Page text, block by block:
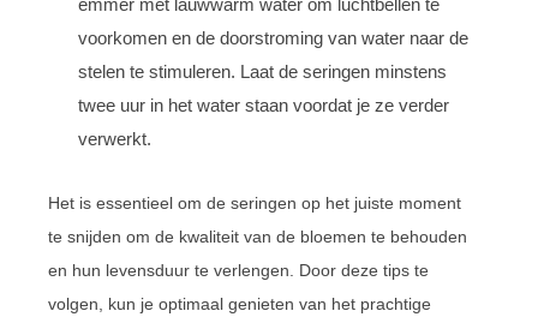
voorkomen en de doorstroming van water naar de
stelen te stimuleren. Laat de seringen minstens
twee uur in het water staan voordat je ze verder
verwerkt.
Het is essentieel om de seringen op het juiste moment
te snijden om de kwaliteit van de bloemen te behouden
en hun levensduur te verlengen. Door deze tips te
volgen, kun je optimaal genieten van het prachtige